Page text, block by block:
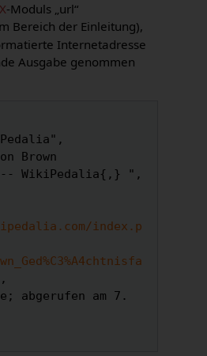
-Moduls „url“
Bereich der Einleitung),
Internetadresse
Ausgabe genommen
WikiPedalia{,} ",
index.p